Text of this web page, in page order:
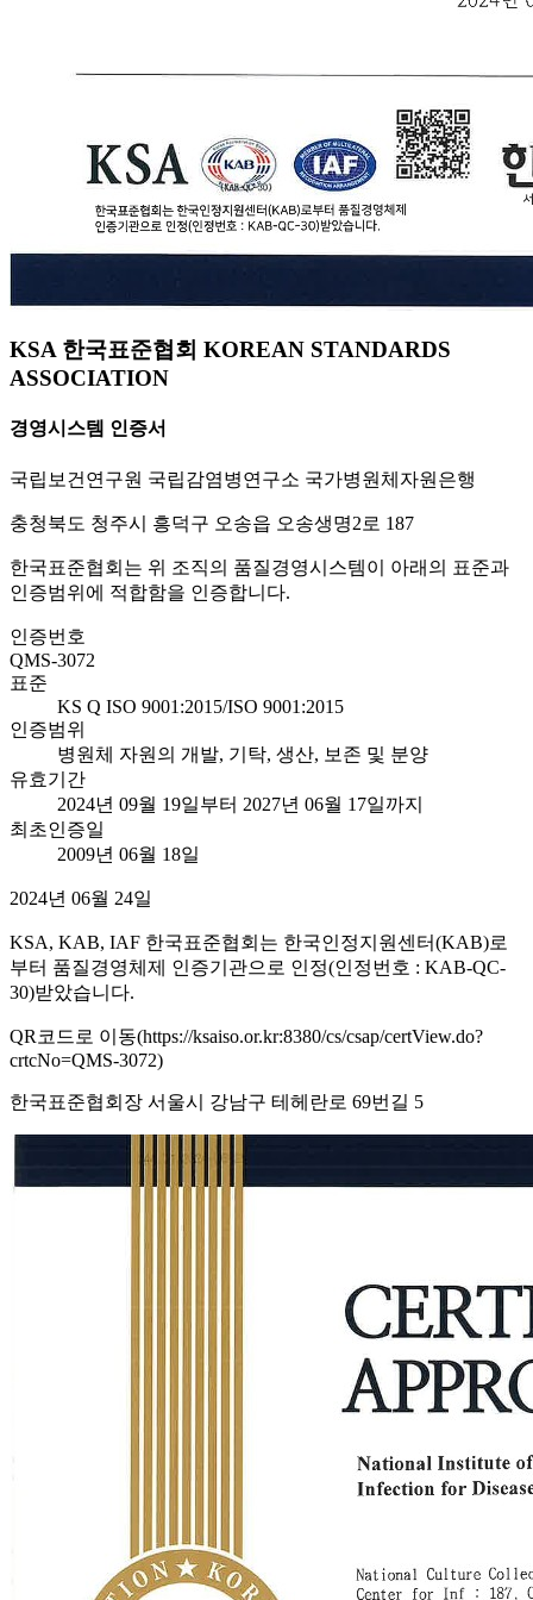
KSA 한국표준협회 KOREAN STANDARDS
ASSOCIATION
경영시스템 인증서
국립보건연구원 국립감염병연구소 국가병원체자원은행
충청북도 청주시 흥덕구 오송읍 오송생명2로 187
한국표준협회는 위 조직의 품질경영시스템이 아래의 표준과
인증범위에 적합함을 인증합니다.
인증번호
QMS-3072
표준
KS Q ISO 9001:2015/ISO 9001:2015
인증범위
병원체 자원의 개발, 기탁, 생산, 보존 및 분양
유효기간
2024년 09월 19일부터 2027년 06월 17일까지
최초인증일
2009년 06월 18일
2024년 06월 24일
KSA, KAB, IAF 한국표준협회는 한국인정지원센터(KAB)로
부터 품질경영체제 인증기관으로 인정(인정번호 : KAB-QC-
30)받았습니다.
QR코드로 이동(https://ksaiso.or.kr:8380/cs/csap/certView.do?
crtcNo=QMS-3072)
한국표준협회장 서울시 강남구 테헤란로 69번길 5